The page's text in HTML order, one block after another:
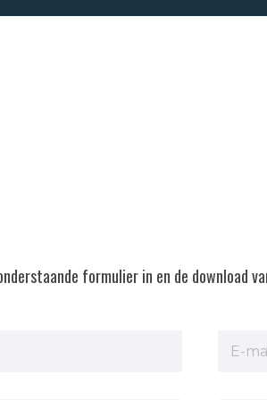
formulier in en de download